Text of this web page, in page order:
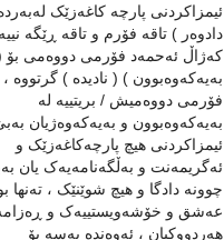
ئیمزاکردنی پارچە کاغەزێک
دادوەر ) تاقە فۆرم و تاقە ڕێگە
کەژاڵ ئەحمەد فۆرمی دووەمی بۆ
بەیەکەوەبوون ) ( نادیدە ) گرتووە ،
فۆرمی دووەمیش / بریتییە لە
بەیەکەوەبوون و بەیەکەوەژیان
ئیمزاکردنی هیچ پارچەکاغەزێک و
ئەگریمەنت و بەڵگەنامەیەک یان
چوونە دادگا و هیچ شوێنێک ، تەنها
عەشق و خۆشەویستییەک و
هەردووکیان ، ئەوەندە بەسە بۆ